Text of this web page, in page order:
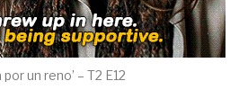
un reno’ – T2 E12